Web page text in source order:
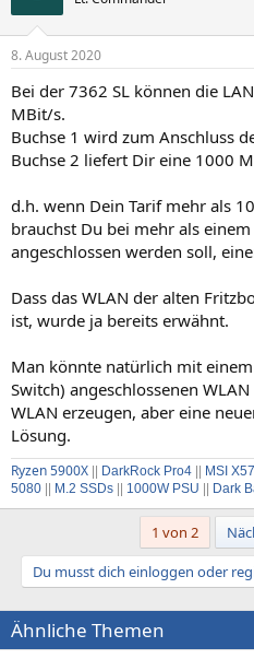
e
:
8. August 2020
Bei der 7362 SL können die
MBit/s.
Buchse 1 wird zum Anschluss
Buchse 2 liefert Dir eine 1000
d.h. wenn Dein Tarif mehr als
brauchst Du bei mehr als
angeschlossen werden soll,
Dass das WLAN der alten
ist, wurde ja bereits erwähnt.
Man könnte natürlich mit
Switch) angeschlossenen
WLAN erzeugen, aber eine
Lösung.
Ryzen 5900X || DarkRock Pro4 || MSI
5080 || M.2 SSDs || 1000W PSU || Dark
1 von 2
Du musst dich einloggen oder
Ähnliche Themen